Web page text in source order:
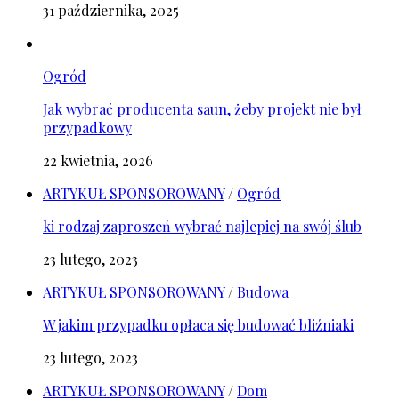
31 października, 2025
Ogród
Jak wybrać producenta saun, żeby projekt nie był
przypadkowy
22 kwietnia, 2026
ARTYKUŁ SPONSOROWANY/ Ogród
ki rodzaj zaproszeń wybrać najlepiej na swój ślub
23 lutego, 2023
ARTYKUŁ SPONSOROWANY/Budowa
W jakim przypadku opłaca się budować bliźniaki
23 lutego, 2023
ARTYKUŁ SPONSOROWANY/Dom